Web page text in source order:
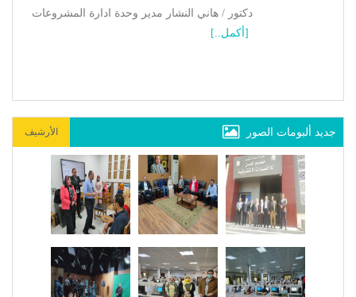
دكتور / هاني النشار مدير وحدة ادارة المشروعات
[أكمل..]
جديد ألبومات الصور الأرشيف